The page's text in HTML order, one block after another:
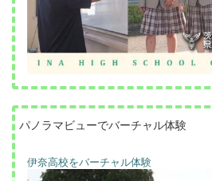
パノラマビューでバーチャル体験
伊奈高校をバーチャル体験